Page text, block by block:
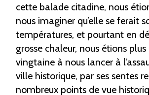
cette balade citadine, nous
nous imaginer qu’elle se ferait
températures, et pourtant en
grosse chaleur, nous étions plus
vingtaine à nous lancer à
ville historique, par ses sentes
nombreux points de vue